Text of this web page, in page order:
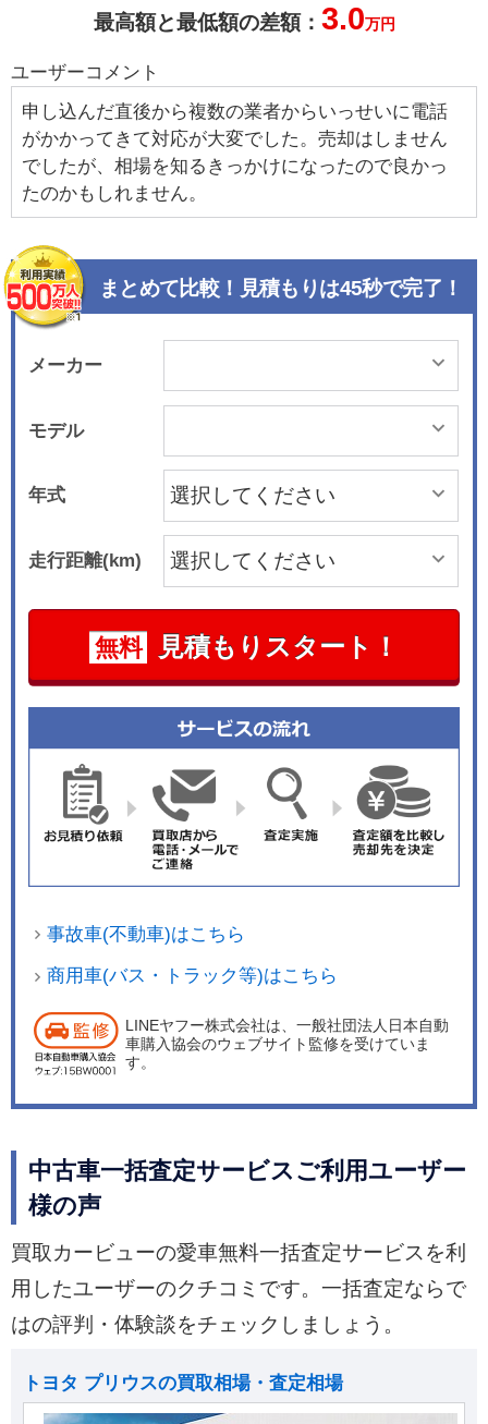
最高額と最低額の差額： 3.0万円
ユーザーコメント
申し込んだ直後から複数の業者からいっせいに電話
がかかってきて対応が大変でした。売却はしません
でしたが、相場を知るきっかけになったので良かっ
たのかもしれません。
まとめて比較！見積もりは45秒で完了！
メーカー
モデル
年式
走行距離(km)
無料 見積もりスタート！
事故車(不動車)はこちら
商用車(バス・トラック等)はこちら
LINEヤフー株式会社は、一般社団法人日本自動
車購入協会のウェブサイト監修を受けていま
す。
中古車一括査定サービスご利用ユーザー
様の声
買取カービューの愛車無料一括査定サービスを利
用したユーザーのクチコミです。一括査定ならで
はの評判・体験談をチェックしましょう。
トヨタ プリウスの買取相場・査定相場